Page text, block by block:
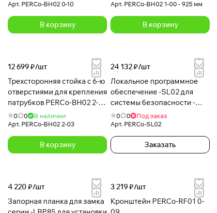
Арт. PERCo-BH02 0-10
В корзину
Арт. PERCo-BH02 1-00 - 925 мм
В корзину
12 699 ₽/шт
Трехсторонняя стойка с 6-ю
отверстиями для крепления
патрубков PERCo-BH02 2-
03 с крышкой
0 0
В наличии
Арт. PERCo-BH02 2-03
В корзину
24 132 ₽/шт
Локальное программное
обеспечение -SL02 для
системы безопасности -
SL02
0 0
Под заказ
Арт. PERCo-SL02
Заказать
4 220 ₽/шт
Запорная планка для замка
3 219 ₽/шт
Кронштейн PERCo-RF01 0-